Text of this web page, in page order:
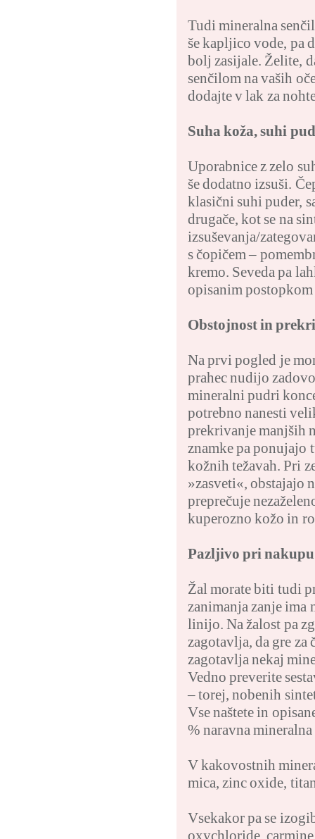
Tudi mineralna
še kapljico vode, pa
bolj zasijale. Želite,
senčilom na vaših
dodajte v lak za
Suha koža, suhi
Uporabnice z zelo
še dodatno izsuši.
klasični suhi puder,
drugače, kot se na
izsuševanja/
s čopičem –
kremo. Seveda pa
opisanim postopkom
Obstojnost in
Na prvi pogled je
prahec nudijo
mineralni pudri
potrebno nanesti
prekrivanje manjših
znamke pa ponujajo
kožnih težavah. Pri
»zasveti«, obstajajo
preprečuje
kuperozno kožo in
Pazljivo pri
Žal morate biti tudi
zanimanja zanje ima
linijo. Na žalost pa
zagotavlja, da gre
zagotavlja nekaj
Vedno preverite
– torej, nobenih
Vse naštete in
% naravna
V kakovostnih
mica, zinc oxide,
Vsekakor pa se